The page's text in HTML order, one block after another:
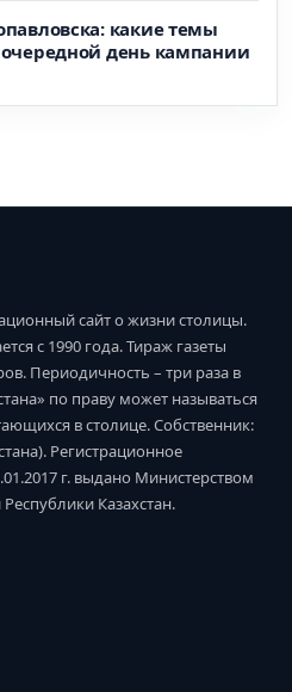
какие темы
день кампании
сайт о жизни столицы.
с 1990 года. Тираж газеты
Периодичность – три раза в
по праву может называться
в столице. Собственник:
Регистрационное
г. выдано Министерством
Казахстан.